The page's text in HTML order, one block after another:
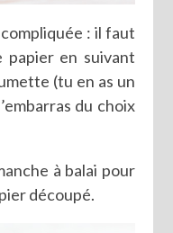
: il faut
papier en suivant
(tu en as un
du choix
à balai pour
découpé.